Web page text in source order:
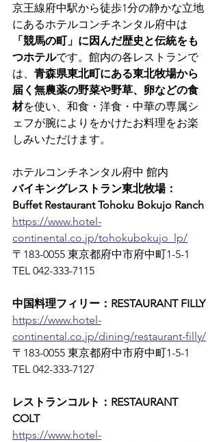
京王線府中駅から徒歩1分の静かな立地
にあるホテルコンチネンタル府中は
「競馬の町」に因んだ歴史と伝統をも
つホテルです。館内の各レストランで
は、 青森県東北町にある東北牧場から
届く無農薬の野菜や野草、卵などの食
材を使い、和食・洋食・中華の専属シ
ェフが腕によりをかけたお料理をお楽
しみいただけます。
ホテルコンチネンタル府中 館内
バイキングレストラン東北牧場：
Buffet Restaurant Tohoku Bokujo Ranch
https://www.hotel-
continental.co.jp/tohokubokujo_lp/
〒183-0055 東京都府中市府中町1-5-1
TEL 042-333-7115
中国料理フィリー：RESTAURANT FILLY
https://www.hotel-
continental.co.jp/dining/restaurant-filly/
〒183-0055 東京都府中市府中町1-5-1
TEL 042-333-7127
レストランコルト：RESTAURANT
COLT
https://www.hotel-